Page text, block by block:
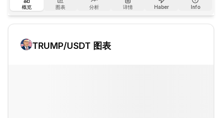
概览 图表 分析 详情 Haber Info
TRUMP/USDT 图表